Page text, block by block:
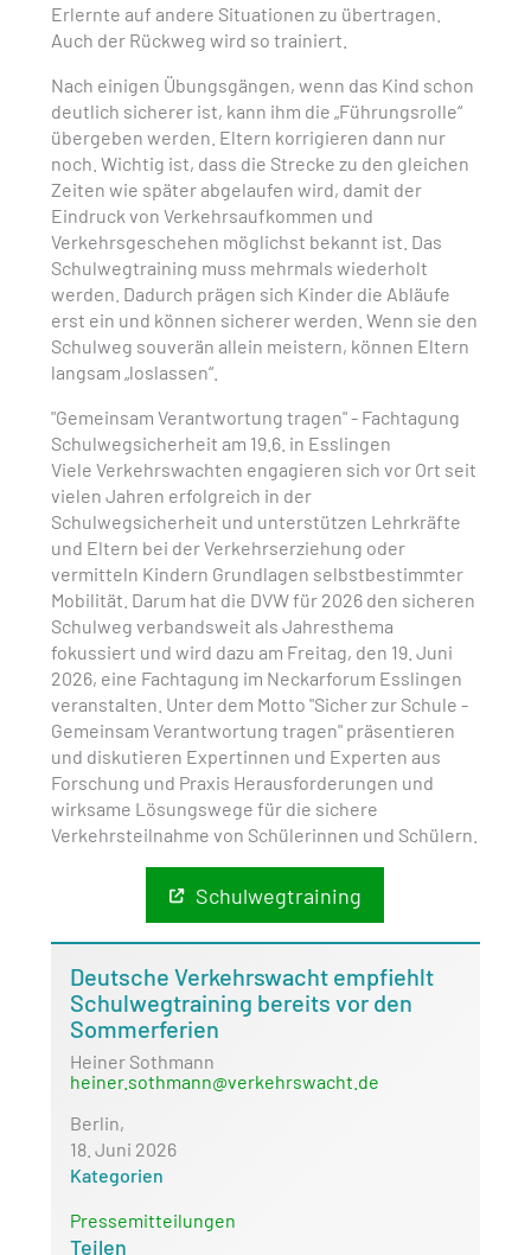
Erlernte auf andere Situationen zu übertragen.
Auch der Rückweg wird so trainiert.
Nach einigen Übungsgängen, wenn das Kind schon
deutlich sicherer ist, kann ihm die „Führungsrolle“
übergeben werden. Eltern korrigieren dann nur
noch. Wichtig ist, dass die Strecke zu den gleichen
Zeiten wie später abgelaufen wird, damit der
Eindruck von Verkehrsaufkommen und
Verkehrsgeschehen möglichst bekannt ist. Das
Schulwegtraining muss mehrmals wiederholt
werden. Dadurch prägen sich Kinder die Abläufe
erst ein und können sicherer werden. Wenn sie den
Schulweg souverän allein meistern, können Eltern
langsam „loslassen“.
"Gemeinsam Verantwortung tragen" - Fachtagung
Schulwegsicherheit am 19.6. in Esslingen
Viele Verkehrswachten engagieren sich vor Ort seit
vielen Jahren erfolgreich in der
Schulwegsicherheit und unterstützen Lehrkräfte
und Eltern bei der Verkehrserziehung oder
vermitteln Kindern Grundlagen selbstbestimmter
Mobilität. Darum hat die DVW für 2026 den sicheren
Schulweg verbandsweit als Jahresthema
fokussiert und wird dazu am Freitag, den 19. Juni
2026, eine Fachtagung im Neckarforum Esslingen
veranstalten. Unter dem Motto "Sicher zur Schule -
Gemeinsam Verantwortung tragen" präsentieren
und diskutieren Expertinnen und Experten aus
Forschung und Praxis Herausforderungen und
wirksame Lösungswege für die sichere
Verkehrsteilnahme von Schülerinnen und Schülern.
Schulwegtraining
Deutsche Verkehrswacht empfiehlt
Schulwegtraining bereits vor den
Sommerferien
Heiner Sothmann
heiner.sothmann@verkehrswacht.de
Berlin,
18. Juni 2026
Kategorien
Pressemitteilungen
Teilen